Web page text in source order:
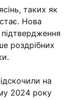
таких як
Нова
роздрібних
на
2024 року